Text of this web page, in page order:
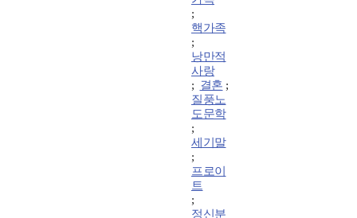
;
핵가족
;
낭만적
사랑
; 결혼 ;
질풍노
도문학
;
세기말
;
프로이
트
;
정신분